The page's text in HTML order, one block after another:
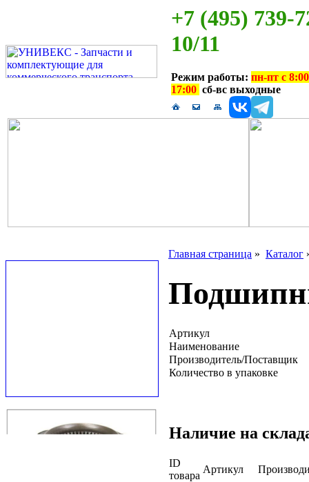
+7 (495) 739-
10/11
Режим работы: пн-пт с
17:00 сб-вс выходные
Главная страница » Каталог
Артикул
Наименование
Производитель/Поставщик
Количество в упаковке
Наличие на
ID
товара
Артикул